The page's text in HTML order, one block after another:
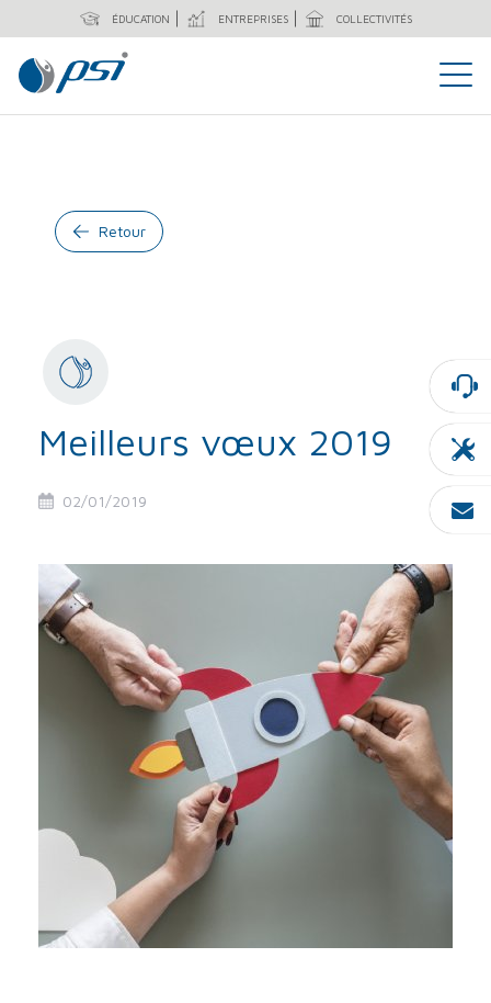
ÉDUCATION ENTREPRISES COLLECTIVITÉS
Retour
Meilleurs vœux 2019
02/01/2019